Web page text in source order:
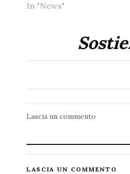
In "News"
Lascia un commento
LASCIA UN COMMENTO